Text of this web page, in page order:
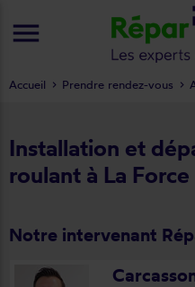
Installation et
roulant à La Force
Notre intervenant
Accueil Prendre rendez-vous
menu